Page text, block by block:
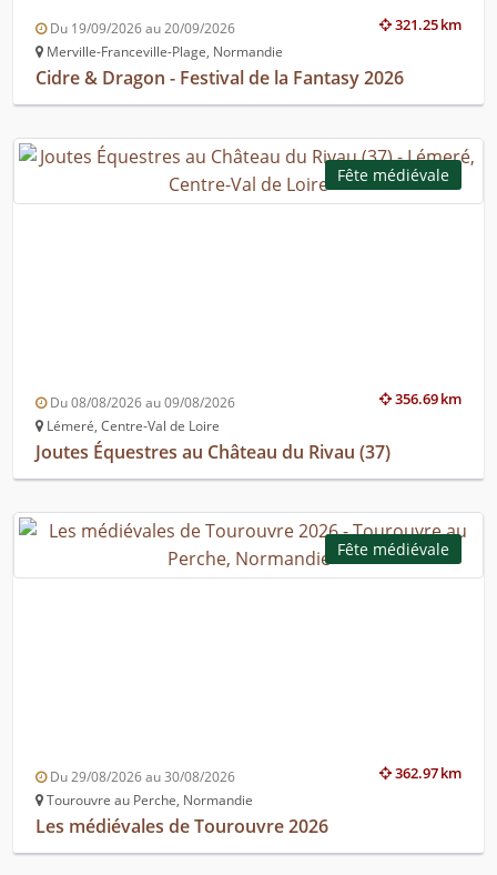
321.25 km
Du 19/09/2026 au 20/09/2026
Merville-Franceville-Plage, Normandie
Cidre & Dragon - Festival de la Fantasy 2026
Fête médiévale
356.69 km
Du 08/08/2026 au 09/08/2026
Lémeré, Centre-Val de Loire
Joutes Équestres au Château du Rivau (37)
Fête médiévale
362.97 km
Du 29/08/2026 au 30/08/2026
Tourouvre au Perche, Normandie
Les médiévales de Tourouvre 2026